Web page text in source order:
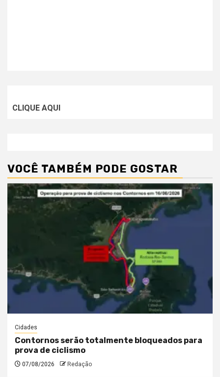
CLIQUE AQUI
VOCÊ TAMBÉM PODE GOSTAR
Cidades
Contornos serão totalmente bloqueados para
prova de ciclismo
07/08/2026 Redação